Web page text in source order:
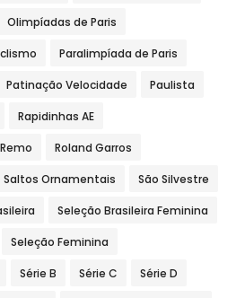
Olimpíadas de Paris
Paralimpíada de Paris
Patinação Velocidade Paulista
Rapidinhas AE
Remo Roland Garros
Saltos Ornamentais São Silvestre
Seleção Brasileira Feminina
Seleção Feminina
Série B Série C Série D